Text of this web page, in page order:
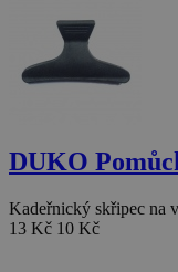
DUKO
Kadeřnický skřipec na
13 Kč 10 Kč